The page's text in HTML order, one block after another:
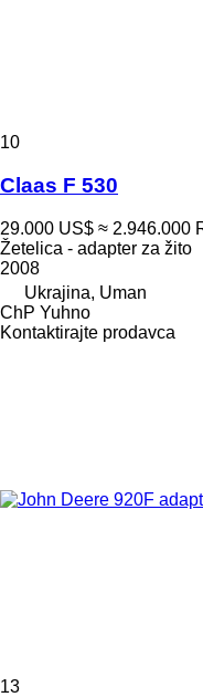
10
Claas F 530
29.000 US$ ≈ 2.946.000
Žetelica - adapter za žito
2008
Ukrajina, Uman
ChP Yuhno
Kontaktirajte prodavca
13